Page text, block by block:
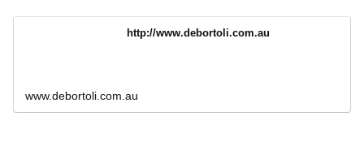
http://www.debortoli.com.au
www.debortoli.com.au